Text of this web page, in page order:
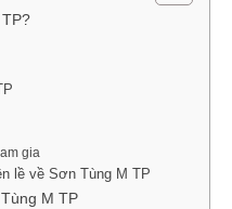
gia
lề về Sơn Tùng M TP
M TP